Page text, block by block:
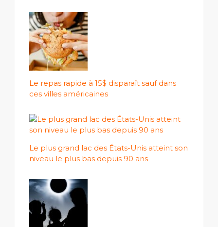
Le repas rapide à 15$ disparaît sauf dans
ces villes américaines
Le plus grand lac des États-Unis atteint son
niveau le plus bas depuis 90 ans